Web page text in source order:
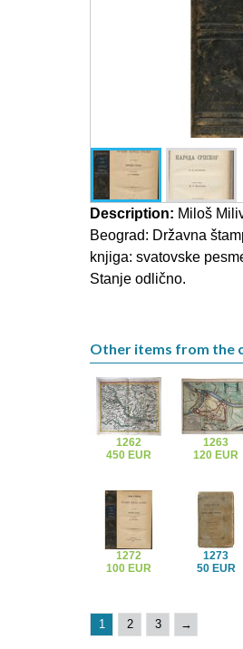
Description: Miloš
Beograd: Državna
knjiga: svatovske
Stanje odlično.
Other items from the
1262
450 EUR
1263
120 EUR
1272
100 EUR
1273
50 EUR
1 2 3 →